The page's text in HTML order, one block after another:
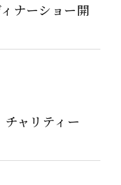
ナーショー開
チャリティー